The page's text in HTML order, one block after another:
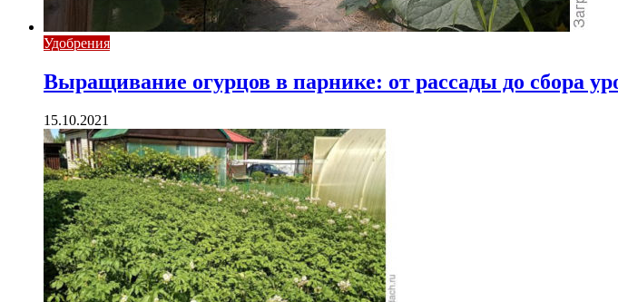
Удобрения
Выращивание огурцов в парнике: от рассады до сбора
15.10.2021